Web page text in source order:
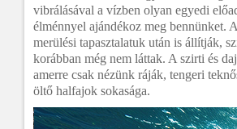
vibrálásával a vízben olyan egyedi
élménnyel ajándékoz meg bennünket.
merülési tapasztalatuk után is állítják,
korábban még nem láttak. A szirti és
amerre csak nézünk ráják, tengeri
öltő halfajok sokasága.